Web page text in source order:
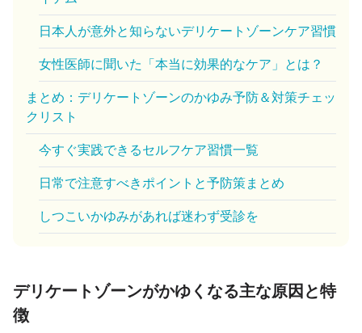
日本人が意外と知らないデリケートゾーンケア習慣
女性医師に聞いた「本当に効果的なケア」とは？
まとめ：デリケートゾーンのかゆみ予防＆対策チェッ
クリスト
今すぐ実践できるセルフケア習慣一覧
日常で注意すべきポイントと予防策まとめ
しつこいかゆみがあれば迷わず受診を
デリケートゾーンがかゆくなる主な原因と特
徴